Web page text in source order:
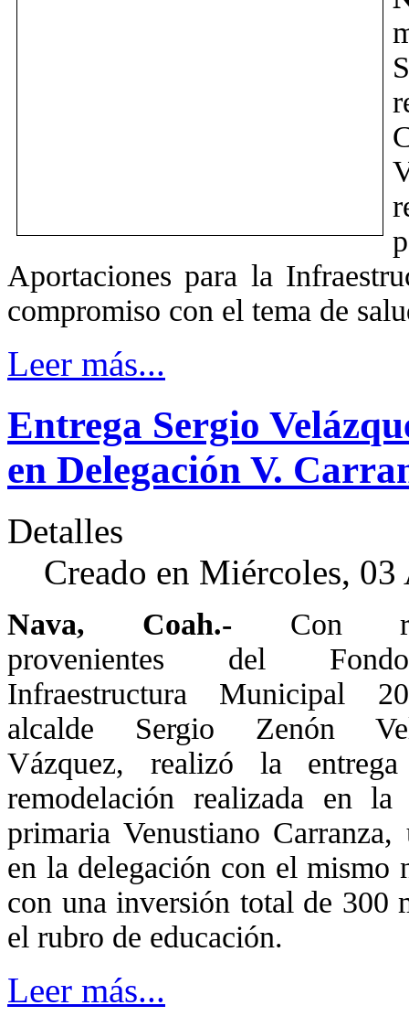
Aportaciones para la
compromiso con el tema de
Leer más...
Entrega Sergio
en Delegación V.
Detalles
Creado en Miércoles,
Nava, Coah.- Con
provenientes del
Infraestructura Municipal
alcalde Sergio Zenón
Vázquez, realizó la
remodelación realizada en la
primaria Venustiano Carranza,
en la delegación con el mismo
con una inversión total de 300
el rubro de educación.
Leer más...